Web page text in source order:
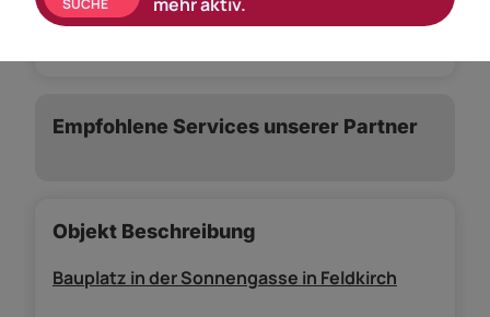
Ausrichtung Balkon: Süden, Westen
Empfohlene Services unserer Partner
Objekt Beschreibung
Bauplatz in der Sonnengasse in Feldkirch
SUCHE